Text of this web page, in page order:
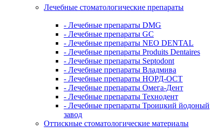
Лечебные стоматологические препараты
- Лечебные препараты DMG
- Лечебные препараты GC
- Лечебные препараты NEO DENTAL
- Лечебные препараты Produits Dentaires
- Лечебные препараты Septodont
- Лечебные препараты Владмива
- Лечебные препараты НОРД-ОСТ
- Лечебные препараты Омега-Дент
- Лечебные препараты Технодент
- Лечебные препараты Троицкий йодоный
завод
Оттискные стоматологические материалы